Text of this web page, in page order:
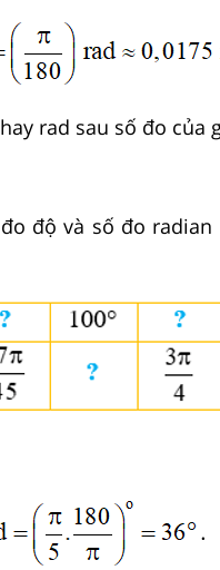
rad sau số đo của
độ và số đo radian